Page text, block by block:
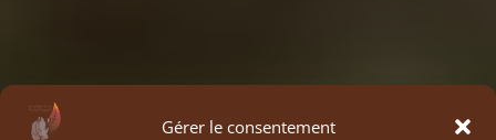
Gérer le consentement